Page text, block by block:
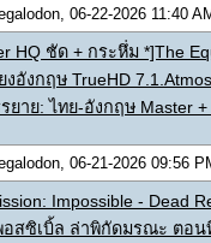
06-22-2026 11:40
HQ ชัด + กระหึ่ม *]The
งอังกฤษ TrueHD
ยาย: ไทย-อังกฤษ Master
06-21-2026 09:56
Impossible - Dead
สซิเบิ้ล ล่าพิกัดมรณะ ตอน